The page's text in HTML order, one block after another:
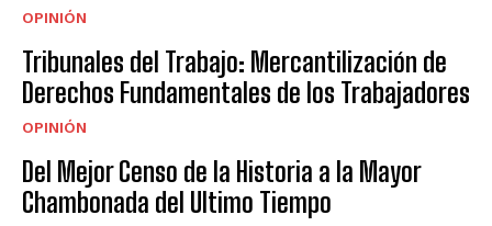
OPINIÓN
Tribunales del Trabajo: Mercantilización de
Derechos Fundamentales de los Trabajadores
OPINIÓN
Del Mejor Censo de la Historia a la Mayor
Chambonada del Ultimo Tiempo